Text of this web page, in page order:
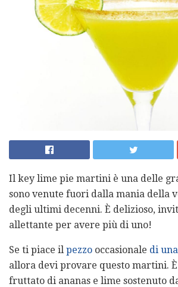
Il key lime pie martini è una delle
sono venute fuori dalla mania della
degli ultimi decenni. È delizioso,
allettante per avere più di uno!
Se ti piace il pezzo occasionale di
allora devi provare questo martini.
fruttato di ananas e lime sostenuto